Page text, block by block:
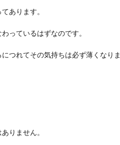
あります。
っているはずなのです。
つれてその気持ちは必ず薄くなりま
りません。